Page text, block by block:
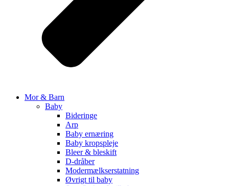
Mor & Barn
Baby
Bideringe
Arp
Baby ernæring
Baby kropspleje
Bleer & bleskift
D-dråber
Modermælkserstatning
Øvrigt til baby